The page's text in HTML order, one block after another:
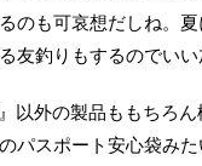
のも可哀想だしね。
友釣りもするのでいい
以外の製品ももちろ
パスポート安心袋み